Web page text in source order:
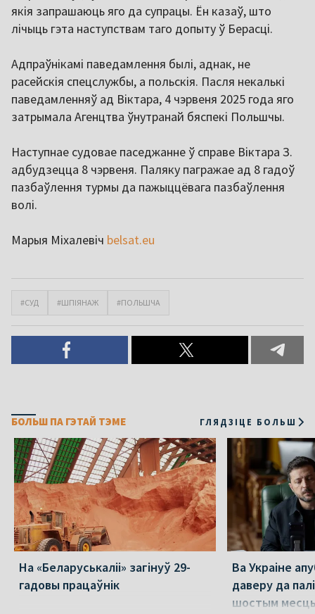
якія запрашаюць яго да супрацы. Ён казаў, што
лічыць гэта наступствам таго допыту ў Берасці.
Адпраўнікамі паведамлення былі, аднак, не
расейскія спецслужбы, а польскія. Пасля некалькі
паведамленняў ад Віктара, 4 чэрвеня 2025 года яго
затрымала Агенцтва ўнутранай бяспекі Польшчы.
Наступнае судовае паседжанне ў справе Віктара З.
адбудзецца 8 чэрвеня. Паляку пагражае ад 8 гадоў
пазбаўлення турмы да пажыццёвага пазбаўлення
волі.
Марыя Міхалевіч belsat.eu
#СУД #ШПІЯНАЖ #ПОЛЬШЧА
БОЛЬШ ПА ГЭТАЙ ТЭМЕ ГЛЯДЗІЦЕ БОЛЬШ
На «Беларуськаліі» загінуў 29-
гадовы працаўнік
Ва Украіне
даверу да
шостым